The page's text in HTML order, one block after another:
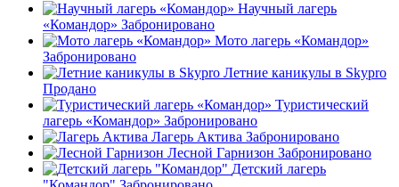
Научный лагерь
«Командор» Забронировано
Мото лагерь «Командор»
Забронировано
Летние каникулы в Skypro
Продано
Туристический
лагерь «Командор» Забронировано
Лагерь Актива Забронировано
Лесной Гарнизон Забронировано
Детский лагерь